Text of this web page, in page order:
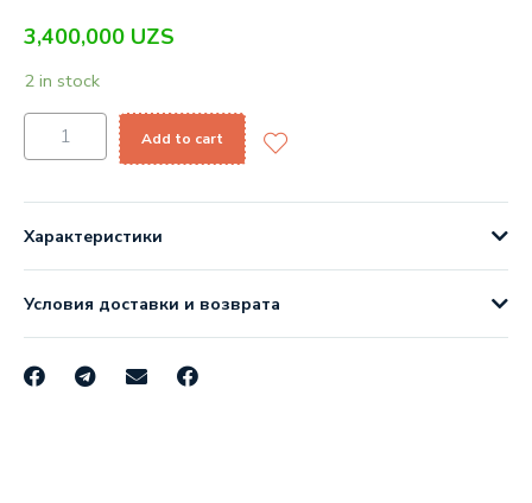
3,400,000 UZS
2 in stock
Add to cart
Характеристики
Условия доставки и возврата